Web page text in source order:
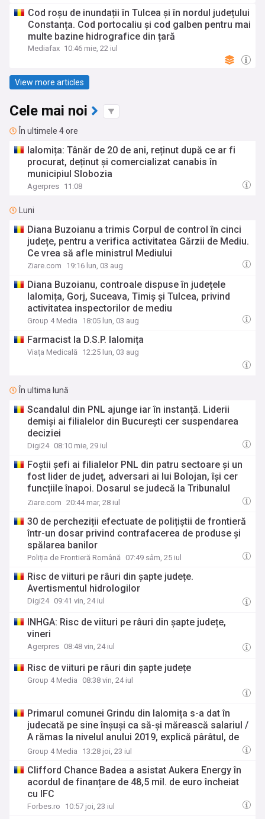
Cod roșu de inundații în Tulcea și în nordul județului
Constanța. Cod portocaliu și cod galben pentru mai
multe bazine hidrografice din țară
Mediafax 10:46 mie, 22 iul
View more articles
Cele mai noi
În ultimele 4 ore
Ialomița: Tânăr de 20 de ani, reținut după ce ar fi
procurat, deținut și comercializat canabis în
municipiul Slobozia
Agerpres 11:08
Luni
Diana Buzoianu a trimis Corpul de control în cinci
județe, pentru a verifica activitatea Gărzii de Mediu.
Ce vrea să afle ministrul Mediului
Ziare.com 19:16 lun, 03 aug
Diana Buzoianu, controale dispuse în județele
Ialomița, Gorj, Suceava, Timiș și Tulcea, privind
activitatea inspectorilor de mediu
Group 4 Media 18:05 lun, 03 aug
Farmacist la D.S.P. Ialomița
Viața Medicală 12:25 lun, 03 aug
În ultima lună
Scandalul din PNL ajunge iar în instanță. Liderii
demiși ai filialelor din București cer suspendarea
deciziei
Digi24 08:10 mie, 29 iul
Foștii șefi ai filialelor PNL din patru sectoare și un
fost lider de județ, adversari ai lui Bolojan, își cer
funcțiile înapoi. Dosarul se judecă la Tribunalul
București
Ziare.com 20:44 mar, 28 iul
30 de percheziții efectuate de polițiștii de frontieră
într-un dosar privind contrafacerea de produse și
spălarea banilor
Poliția de Frontieră Română 07:49 sâm, 25 iul
Risc de viituri pe râuri din șapte județe.
Avertismentul hidrologilor
Digi24 09:41 vin, 24 iul
INHGA: Risc de viituri pe râuri din șapte județe,
vineri
Agerpres 08:48 vin, 24 iul
Risc de viituri pe râuri din șapte județe
Group 4 Media 08:38 vin, 24 iul
Primarul comunei Grindu din Ialomița s-a dat în
judecată pe sine înșuși ca să-și mărească salariul /
A rămas la nivelul anului 2019, explică pârâtul, de
ce a inițiat acțiunea
Group 4 Media 13:28 joi, 23 iul
Clifford Chance Badea a asistat Aukera Energy în
acordul de finanțare de 48,5 mil. de euro încheiat
cu IFC
Forbes.ro 10:57 joi, 23 iul